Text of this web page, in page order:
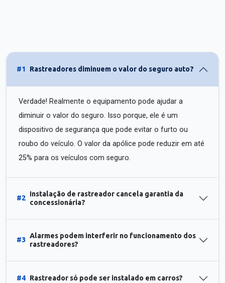
#1 Rastreadores diminuem o valor do seguro auto?
Verdade! Realmente o equipamento pode ajudar a
diminuir o valor do seguro. Isso porque, ele é um
dispositivo de segurança que pode evitar o furto ou
roubo do veículo. O valor da apólice pode reduzir em até
25% para os veículos com seguro.
#2
Instalação de rastreador cancela garantia da
concessionária?
#3
Alarmes podem interferir no funcionamento dos
rastreadores?
#4 Rastreador só pode ser instalado em carros?